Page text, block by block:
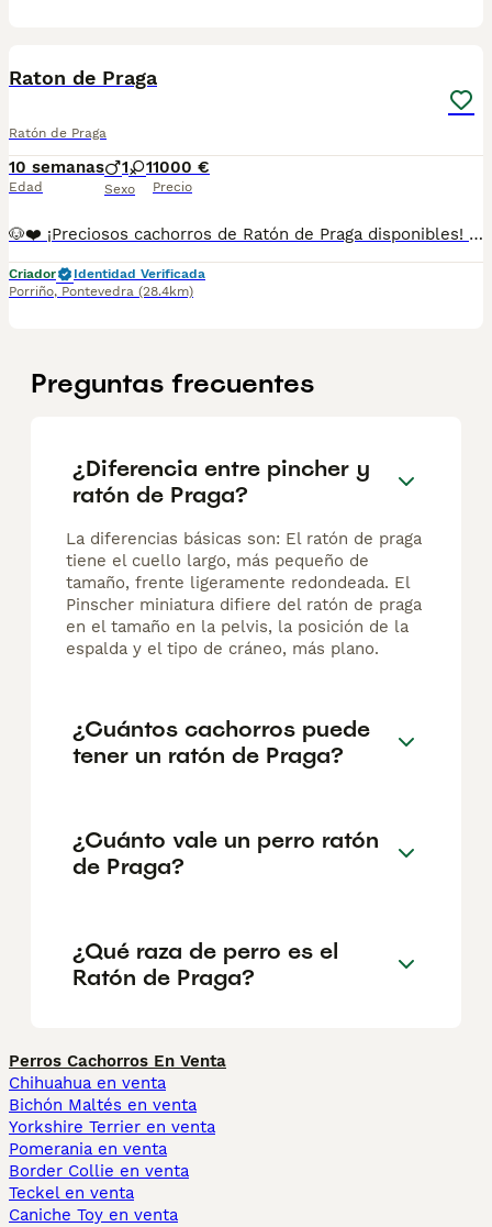
Raton de Praga
Ratón de Praga
10 semanas
Edad
1 1
Sexo
1000 €
Precio
🐶❤️ ¡Preciosos cachorros de Ratón de Praga disponibles! 🐾✨ Pequeñitos, vivaces y muy cariñosos, con un carácter alegre y fiel. Son una raza ideal para quienes buscan un compañero inteligente, activo y lleno de cariño. 🏡🥰 💖 Criados con dedicación y mucho mimo. ✅ Se entregan con la edad adecuada. ✅ Desparasitados y con la documentación correspondiente según su edad. 📸 Fotos y vídeos disponibles por WhatsApp sin compromiso. 📲 **Más información:** 687482079 📍 Galicia, Madrid, Valencia, Barcelona, Sevilla, Almería, Pamplona.
Criador
Identidad Verificada
Porriño, Pontevedra (28.4km)
Preguntas frecuentes
¿Diferencia entre pincher y
ratón de Praga?
La diferencias básicas son: El ratón de praga
tiene el cuello largo, más pequeño de
tamaño, frente ligeramente redondeada. El
Pinscher miniatura difiere del ratón de praga
en el tamaño en la pelvis, la posición de la
espalda y el tipo de cráneo, más plano.
¿Cuántos cachorros puede
tener un ratón de Praga?
¿Cuánto vale un perro ratón
de Praga?
¿Qué raza de perro es el
Ratón de Praga?
Perros Cachorros En Venta
Chihuahua en venta
Bichón Maltés en venta
Yorkshire Terrier en venta
Pomerania en venta
Border Collie en venta
Teckel en venta
Caniche Toy en venta